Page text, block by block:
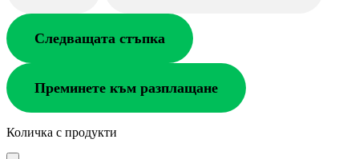
Следващата стъпка
Преминете към разплащане
Количка с продукти